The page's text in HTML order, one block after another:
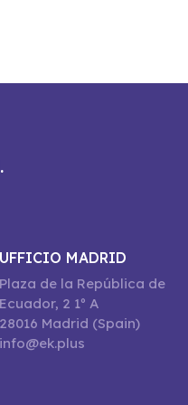
UFFICIO MADRID
Plaza de la República de
Ecuador, 2 1º A
28016 Madrid (Spain)
info@ek.plus